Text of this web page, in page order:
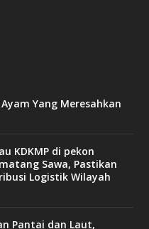
Yang Meresahkan
KDKMP di pekon
Sawa, Pastikan
Logistik Wilayah
Pantai dan Laut,